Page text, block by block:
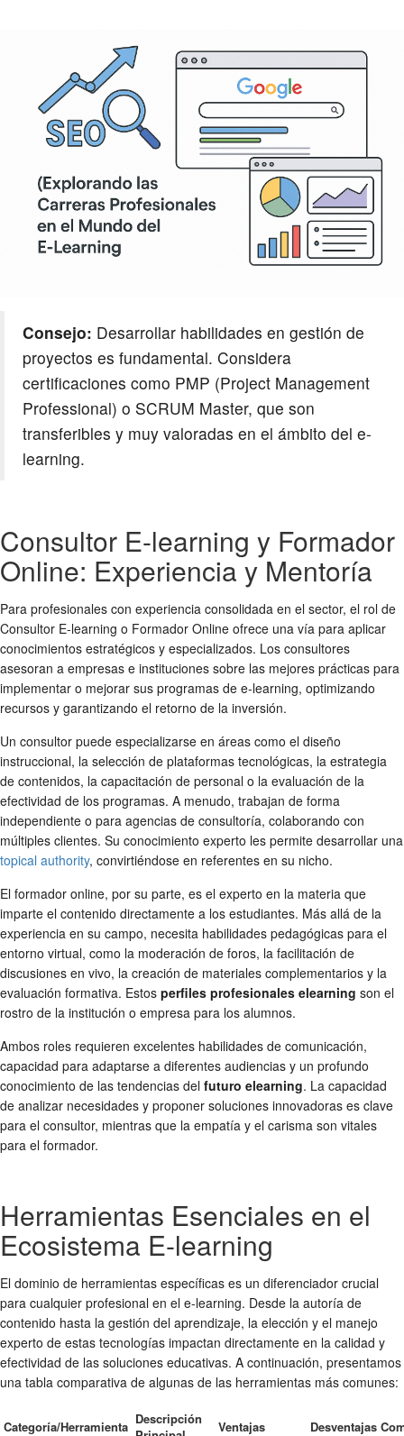
Consejo: Desarrollar habilidades en gestión de
proyectos es fundamental. Considera
certificaciones como PMP (Project Management
Professional) o SCRUM Master, que son
transferibles y muy valoradas en el ámbito del e-
learning.
Consultor E-learning y Formador
Online: Experiencia y Mentoría
Para profesionales con experiencia consolidada en el sector, el rol de
Consultor E-learning o Formador Online ofrece una vía para aplicar
conocimientos estratégicos y especializados. Los consultores
asesoran a empresas e instituciones sobre las mejores prácticas para
implementar o mejorar sus programas de e-learning, optimizando
recursos y garantizando el retorno de la inversión.
Un consultor puede especializarse en áreas como el diseño
instruccional, la selección de plataformas tecnológicas, la estrategia
de contenidos, la capacitación de personal o la evaluación de la
efectividad de los programas. A menudo, trabajan de forma
independiente o para agencias de consultoría, colaborando con
múltiples clientes. Su conocimiento experto les permite desarrollar una
topical authority, convirtiéndose en referentes en su nicho.
El formador online, por su parte, es el experto en la materia que
imparte el contenido directamente a los estudiantes. Más allá de la
experiencia en su campo, necesita habilidades pedagógicas para el
entorno virtual, como la moderación de foros, la facilitación de
discusiones en vivo, la creación de materiales complementarios y la
evaluación formativa. Estos perfiles profesionales elearning son el
rostro de la institución o empresa para los alumnos.
Ambos roles requieren excelentes habilidades de comunicación,
capacidad para adaptarse a diferentes audiencias y un profundo
conocimiento de las tendencias del futuro elearning. La capacidad
de analizar necesidades y proponer soluciones innovadoras es clave
para el consultor, mientras que la empatía y el carisma son vitales
para el formador.
Herramientas Esenciales en el
Ecosistema E-learning
El dominio de herramientas específicas es un diferenciador crucial
para cualquier profesional en el e-learning. Desde la autoría de
contenido hasta la gestión del aprendizaje, la elección y el manejo
experto de estas tecnologías impactan directamente en la calidad y
efectividad de las soluciones educativas. A continuación, presentamos
una tabla comparativa de algunas de las herramientas más comunes:
Categoría/Herramienta Descripción
Ventajas Desventajas